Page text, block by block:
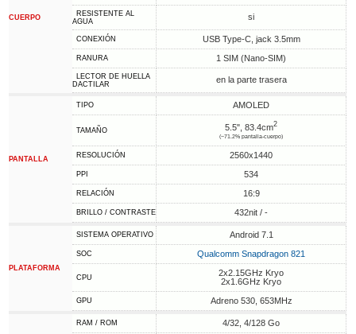
CUERPO
RESISTENTE AL
AGUA
si
CONEXIÓN USB Type-C, jack 3.5mm
RANURA 1 SIM (Nano-SIM)
LECTOR DE HUELLA
DACTILAR
en la parte trasera
PANTALLA
TIPO AMOLED
TAMAÑO 5.5", 83.4cm2
(~71.2% pantalla-cuerpo)
RESOLUCIÓN 2560x1440
PPI 534
RELACIÓN 16:9
BRILLO / CONTRASTE 432nit / -
PLATAFORMA
SISTEMA OPERATIVO Android 7.1
SOC Qualcomm Snapdragon 821
CPU
2x2.15GHz Kryo
2x1.6GHz Kryo
GPU Adreno 530, 653MHz
RAM / ROM 4/32, 4/128 Go